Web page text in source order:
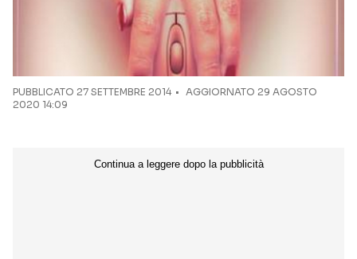
PUBBLICATO 27 SETTEMBRE 2014
AGGIORNATO 29 AGOSTO
2020 14:09